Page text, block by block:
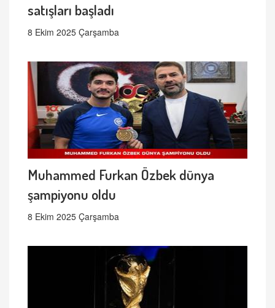
satışları başladı
8 Ekim 2025 Çarşamba
Muhammed Furkan Özbek dünya
şampiyonu oldu
8 Ekim 2025 Çarşamba